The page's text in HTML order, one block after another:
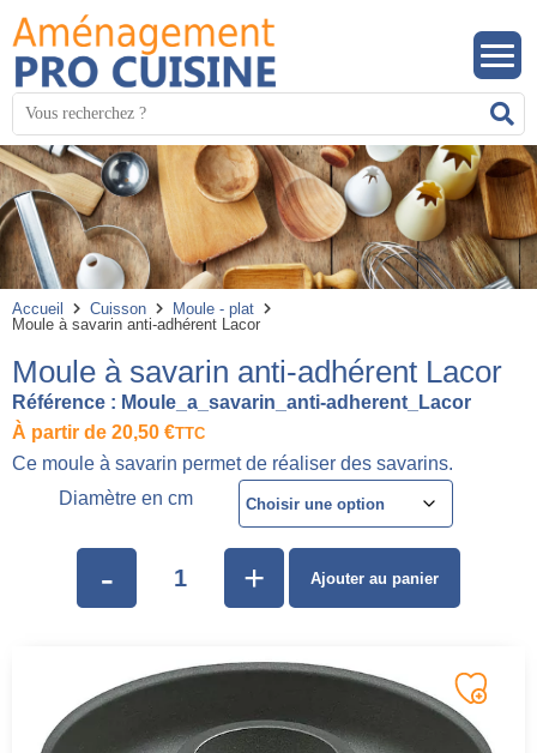
Mots
clés
:
Accueil Cuisson
Moule - plat
Moule à savarin anti-adhérent Lacor
Moule à savarin anti-adhérent Lacor
Référence : Moule_a_savarin_anti-adherent_Lacor
À partir de 20,50 €TTC
Ce moule à savarin permet de réaliser des savarins.
Diamètre en cm
- + Ajouter au panier
Panneau de gestion des cookies